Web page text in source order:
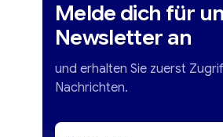
Melde dich für
Newsletter an
und erhalten Sie zuerst
Nachrichten.